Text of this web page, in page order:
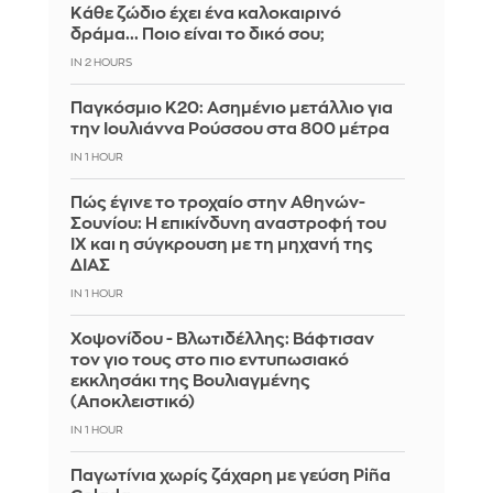
Κάθε ζώδιο έχει ένα καλοκαιρινό
δράμα... Ποιο είναι το δικό σου;
IN 2 HOURS
Παγκόσμιο Κ20: Ασημένιο μετάλλιο για
την Ιουλιάννα Ρούσσου στα 800 μέτρα
IN 1 HOUR
Πώς έγινε το τροχαίο στην Αθηνών-
Σουνίου: Η επικίνδυνη αναστροφή του
ΙΧ και η σύγκρουση με τη μηχανή της
ΔΙΑΣ
IN 1 HOUR
Χοψονίδου - Βλωτιδέλλης: Βάφτισαν
τον γιο τους στο πιο εντυπωσιακό
εκκλησάκι της Βουλιαγμένης
(Αποκλειστικό)
IN 1 HOUR
Παγωτίνια χωρίς ζάχαρη με γεύση Piña